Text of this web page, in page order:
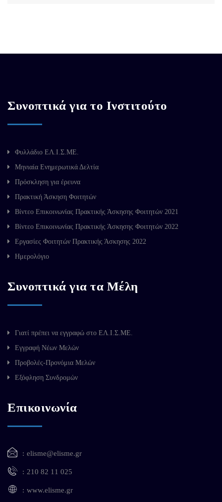
Συνοπτικά για το Ινστιτούτο
Φυλλάδιο ΕΛ.Ι.Σ.ΜΕ.
Μηνιαία Ενημερωτικά Δελτία
Πρόσκληση για έρευνα
Πρακτική Άσκηση Φοιτητών
Βίντεο Επικοινωνίας Πρακτικής Άσκησης Φοιτητών 2021
Βίντεο Επικοινωνίας Πρακτικής Άσκησης Φοιτητών 2022
Εργασίες Φοιτητών Πρακτικής Άσκησης 2022
Ημερολόγιο
Συνοπτικά για τα Μέλη
Γιατί πρέπει να εγγραφώ στο ΕΛ.Ι.Σ.ΜΕ.
Εγγραφή Νέων Μελών
Προβολές-Προνόμια Μελών
Εξόφληση Συνδρομών
Επικοινωνία
elisme@elisme.gr
210 82 11 025
www.elisme.gr